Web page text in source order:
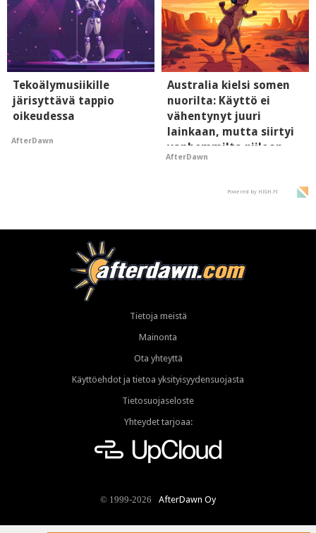
Tekoälymusiikille
järisyttävä tappio
oikeudessa
AfterDawn
Australia kielsi somen
nuorilta: Käyttö ei
vähentynyt juuri
lainkaan, mutta siirtyi
vanhemmilta piiloon
AfterDawn
Powered by HIGH.FI
Tietoja meistä
Mainonta
Ota yhteyttä
Käyttöehdot ja tietoa yksityisyydensuojasta
Tietosuojaseloste
Yhteydet tarjoaa:
© 1999-2026 AfterDawn Oy